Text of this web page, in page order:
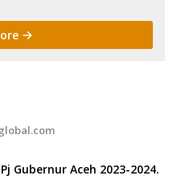
Gubernur Aceh 2023-2024.